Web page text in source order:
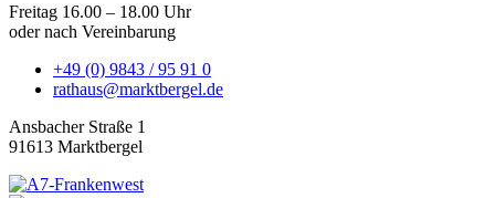
Freitag 16.00 – 18.00 Uhr
oder nach Vereinbarung
+49 (0) 9843 / 95 91 0
rathaus@marktbergel.de
Ansbacher Straße 1
91613 Marktbergel